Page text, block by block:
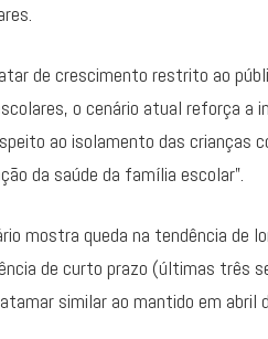
de crescimento restrito ao
o cenário atual reforça a
ao isolamento das crianças
da saúde da família escolar”.
mostra queda na tendência de
de curto prazo (últimas três
similar ao mantido em abril